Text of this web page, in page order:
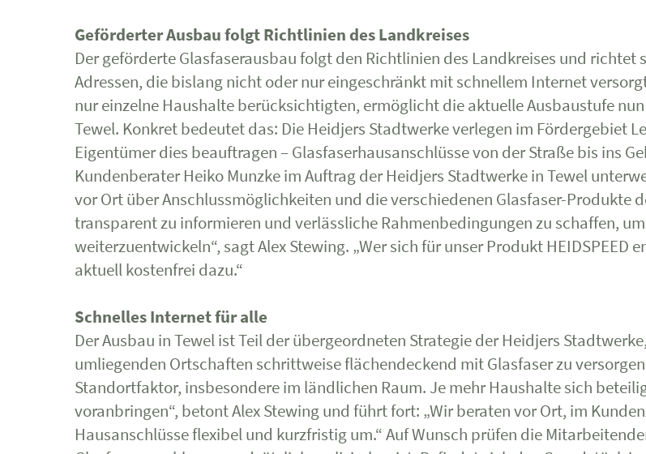
Geförderter Ausbau folgt Richtlinien des Landkreises
Der geförderte Glasfaserausbau folgt den Richtlinien des Landkreises und richtet
Adressen, die bislang nicht oder nur eingeschränkt mit schnellem Internet
nur einzelne Haushalte berücksichtigten, ermöglicht die aktuelle Ausbaustufe
Tewel. Konkret bedeutet das: Die Heidjers Stadtwerke verlegen im Fördergebiet
Eigentümer dies beauftragen – Glasfaserhausanschlüsse von der Straße bis ins
Kundenberater Heiko Munzke im Auftrag der Heidjers Stadtwerke in Tewel
vor Ort über Anschlussmöglichkeiten und die verschiedenen Glasfaser-Produkte
transparent zu informieren und verlässliche Rahmenbedingungen zu schaffen,
weiterzuentwickeln“, sagt Alex Stewing. „Wer sich für unser Produkt HEIDSPEED
aktuell kostenfrei dazu.“
Schnelles Internet für alle
Der Ausbau in Tewel ist Teil der übergeordneten Strategie der Heidjers
umliegenden Ortschaften schrittweise flächendeckend mit Glasfaser zu
Standortfaktor, insbesondere im ländlichen Raum. Je mehr Haushalte sich
voranbringen“, betont Alex Stewing und führt fort: „Wir beraten vor Ort, im
Hausanschlüsse flexibel und kurzfristig um.“ Auf Wunsch prüfen die